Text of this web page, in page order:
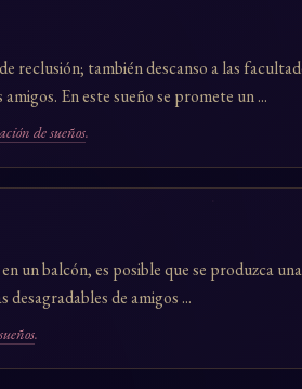
reclusión; también descanso a las
En este sueño se promete un ...
de sueños.
un balcón, es posible que se produzca
de amigos ...
.